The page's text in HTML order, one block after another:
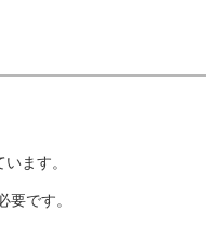
ます。
要です。